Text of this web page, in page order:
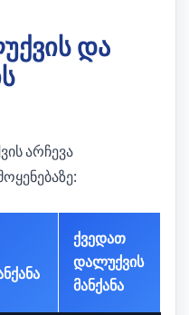
და
არჩევა
ქვედათ
დალუქვის
მანქანა